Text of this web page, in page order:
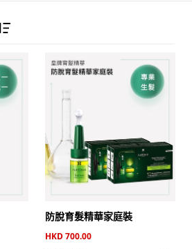
防脫育髮精華家庭裝​
HKD 700.00